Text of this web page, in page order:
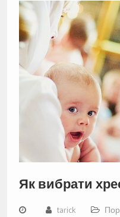
Як вибрати
tarick